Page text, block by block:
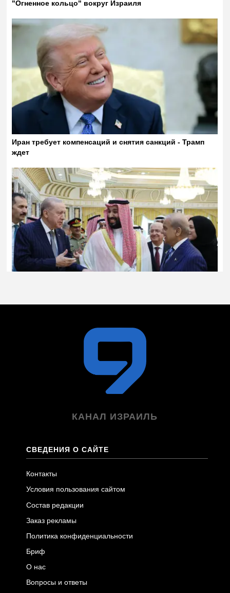
КАНАЛ ИЗРАИЛЬ
СВЕДЕНИЯ О САЙТЕ
Контакты
Условия пользования сайтом
Состав редакции
Заказ рекламы
Политика конфиденциальности
Бриф
О нас
Вопросы и ответы